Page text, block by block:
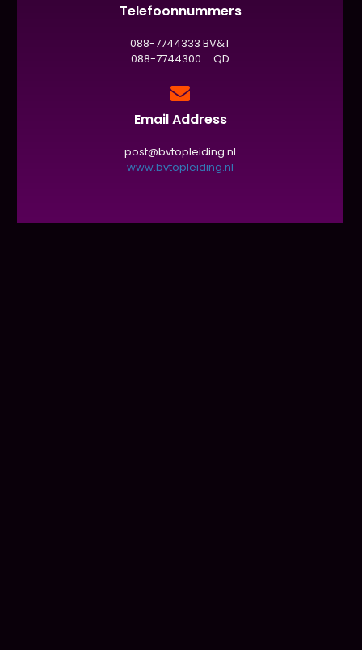
Telefoonnummers
088-7744333 BV&T
088-7744300 QD
Email Address
post@bvtopleiding.nl
www.bvtopleiding.nl